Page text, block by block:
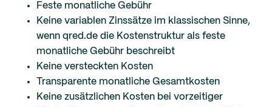
Feste monatliche Gebühr
Keine variablen Zinssätze im klassischen Sinne,
wenn qred.de die Kostenstruktur als feste
monatliche Gebühr beschreibt
Keine versteckten Kosten
Transparente monatliche Gesamtkosten
Keine zusätzlichen Kosten bei vorzeitiger